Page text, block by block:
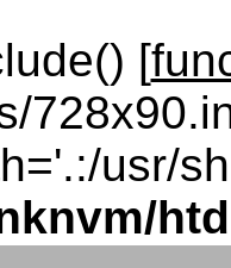
[
usr/